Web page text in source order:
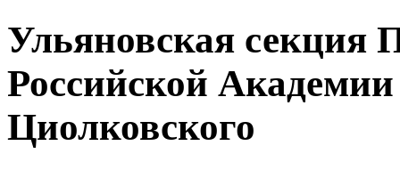
Ульяновская секция
Российской
Циолковского